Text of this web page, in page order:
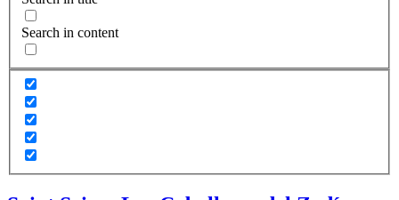
Search in content